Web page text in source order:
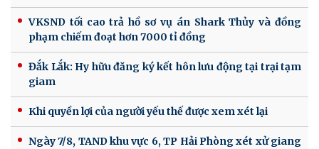
VKSND tối cao trả hồ sơ vụ án Shark Thủy và đồng
phạm chiếm đoạt hơn 7000 tỉ đồng
Đắk Lắk: Hy hữu đăng ký kết hôn lưu động tại trại tạm
giam
Khi quyền lợi của người yếu thế được xem xét lại
Ngày 7/8, TAND khu vực 6, TP Hải Phòng xét xử giang